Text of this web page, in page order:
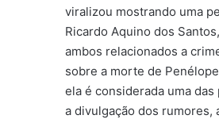
viralizou mostrando uma
Ricardo Aquino dos
ambos relacionados a
sobre a morte de
ela é considerada uma
a divulgação dos rumores,